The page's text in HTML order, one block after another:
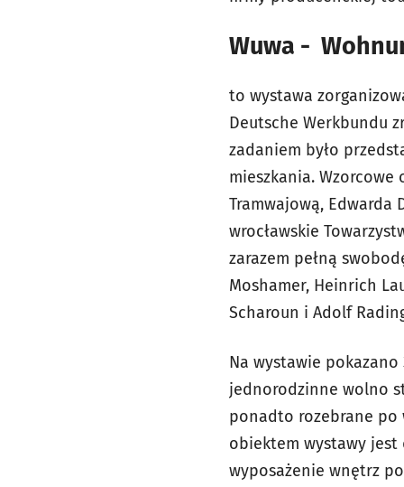
Wuwa -
to wystawa
Deutsche Werkbundu
zadaniem było
mieszkania.
Tramwajową, Edwarda
wrocławskie
zarazem pełną
Moshamer, Heinrich
Scharoun i Adolf
Na wystawie
jednorodzinne wolno
ponadto rozebrane po
obiektem wystawy jest
wyposażenie wnętrz